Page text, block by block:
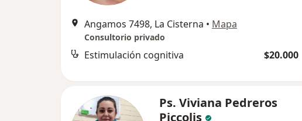
Angamos 7498, La Cisterna • Mapa
Consultorio privado
Estimulación cognitiva $20.000
Ps. Viviana Pedreros
Piccolis